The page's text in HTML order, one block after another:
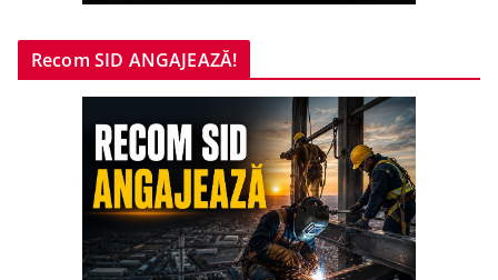
Recom SID ANGAJEAZĂ!